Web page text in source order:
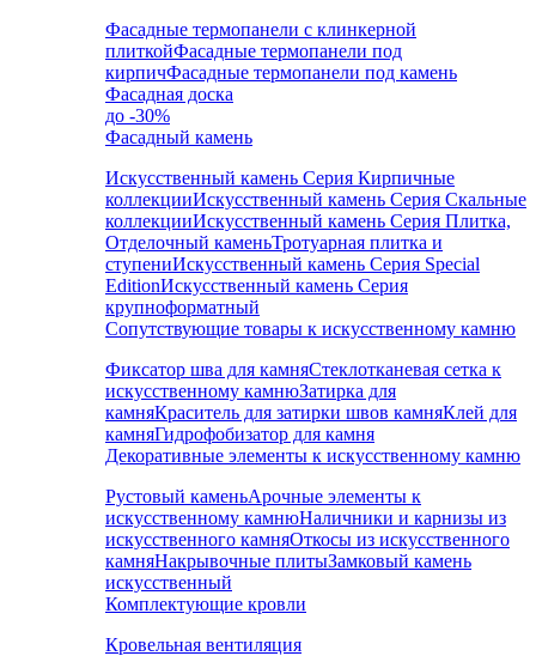
Фасадные термопанели с клинкерной
плиткойФасадные термопанели под
кирпичФасадные термопанели под камень
Фасадная доска
до -30%
Фасадный камень
Искусственный камень Серия Кирпичные
коллекцииИскусственный камень Серия Скальные
коллекцииИскусственный камень Серия Плитка,
Отделочный каменьТротуарная плитка и
ступениИскусственный камень Серия Special
EditionИскусственный камень Серия
крупноформатный
Сопутствующие товары к искусственному камню
Фиксатор шва для камняСтеклотканевая сетка к
искусственному камнюЗатирка для
камняКраситель для затирки швов камняКлей для
камняГидрофобизатор для камня
Декоративные элементы к искусственному камню
Рустовый каменьАрочные элементы к
искусственному камнюНаличники и карнизы из
искусственного камняОткосы из искусственного
камняНакрывочные плитыЗамковый камень
искусственный
Комплектующие кровли
Кровельная вентиляция